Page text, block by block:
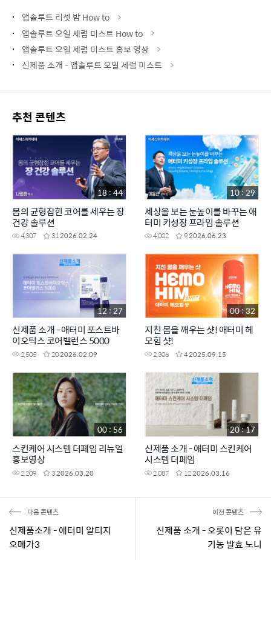
앱솔루트 리셋 밤 How to
앱솔루트 오일 세럼 미스트 How to
앱솔루트 오일 세럼 미스트 홍보 영상
신제품 소개 - 앱솔루트 오일 세럼 미스트
추천 콘텐츠
몸의 균형잡힌 코어를 세우는 장
건강 솔루션
4,307 312026.02.24
18 : 44
세상을 보는 눈높이를 바꾸는 애
터미 키성장 프라임 솔루션
4,002 92026.06.23
10 : 29
신제품 소개 - 애터미 포스트바
이오틱스 코어밸런스 5000
2,505 202026.02.09
12 : 27
지친 몸을 깨우는 샷! 애터미 헤
모힘 샷!
2,306 42025.09.15
00 : 32
스킨케어 시스템 더페임 리뉴얼
홍보영상
2,209 32026.03.20
00 : 56
신제품 소개 - 애터미 스킨케어
시스템 더페임
2,087 122026.03.16
20 : 17
다음 콘텐츠
신제품소개 - 애터미 알티지
오메가3
이전 콘텐츠
신제품 소개 - 오롯이 담은 유
기농 발효 노니